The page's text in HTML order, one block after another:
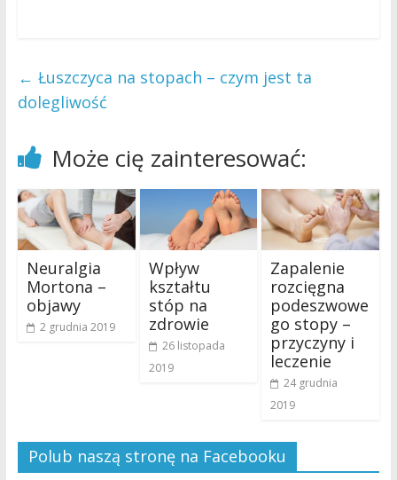
← Łuszczyca na stopach – czym jest ta
dolegliwość
Może cię zainteresować:
Neuralgia
Mortona –
objawy
2 grudnia 2019
Wpływ
kształtu
stóp na
zdrowie
26 listopada
2019
Zapalenie
rozcięgna
podeszwowe
go stopy –
przyczyny i
leczenie
24 grudnia
2019
Polub naszą stronę na Facebooku